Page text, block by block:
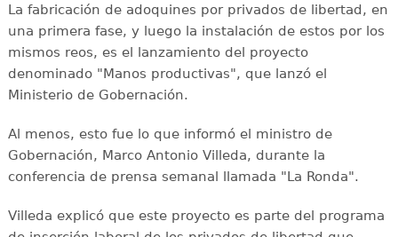
La fabricación de adoquines por privados de libertad, en
una primera fase, y luego la instalación de estos por los
mismos reos, es el lanzamiento del proyecto
denominado "Manos productivas", que lanzó el
Ministerio de Gobernación.
Al menos, esto fue lo que informó el ministro de
Gobernación, Marco Antonio Villeda, durante la
conferencia de prensa semanal llamada "La Ronda".
Villeda explicó que este proyecto es parte del programa